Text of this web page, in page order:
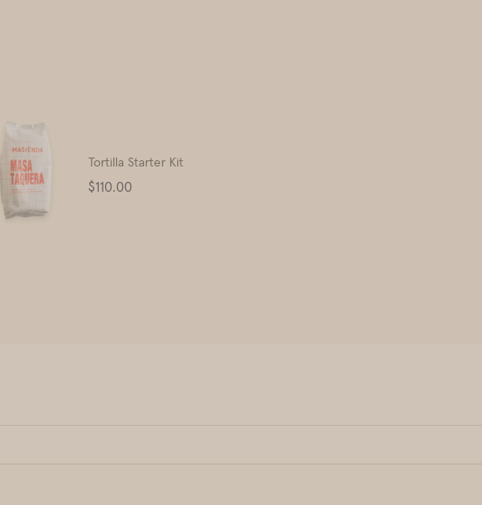
Tortilla Starter Kit
Price
$110.00